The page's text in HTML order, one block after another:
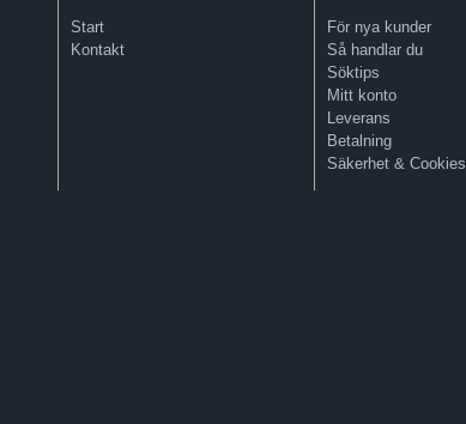
Start
Kontakt
För nya kunder
Så handlar du
Söktips
Mitt konto
Leverans
Betalning
Säkerhet & Cookies